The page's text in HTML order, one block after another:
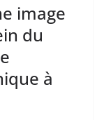
image
du
à